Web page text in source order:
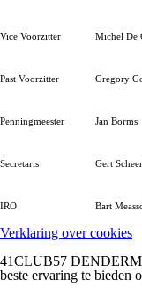
Vice Voorzitter Michel De
Past Voorzitter Gregory
Penningmeester Jan Borms
Secretaris Gert
IRO Bart
Verklaring over cookies
41CLUB57
beste ervaring te bieden